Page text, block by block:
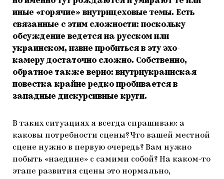
иные «горячие» внутрицеховые темы. Есть
связанные с этим сложности: поскольку
обсуждение ведется на русском или
украинском, извне пробиться в эту эхо-
камеру достаточно сложно. Собственно,
обратное также верно: внутриукраинская
повестка крайне редко пробивается в
западные дискурсивные круги.
В таких ситуациях я всегда спрашиваю: а
каковы потребности сцены? Что вашей местной
сцене нужно в первую очередь? Вам нужно
побыть «наедине» с самими собой? На каком-то
этапе развития сцены это нормально,